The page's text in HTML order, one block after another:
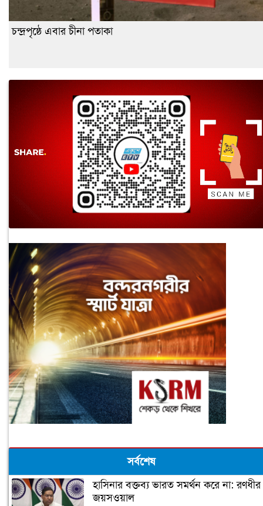
চন্দ্রপৃষ্ঠে এবার চীনা পতাকা
সর্বশেষ
হাসিনার বক্তব্য ভারত সমর্থন করে না: রণধীর
জয়সওয়াল